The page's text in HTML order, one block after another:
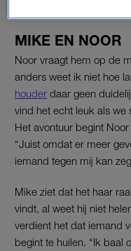
MIKE EN NOOR
Noor vraagt hem op de
anders weet ik niet hoe
houder daar geen
vind het echt leuk als we
Het avontuur begint
“Juist omdat er meer
iemand tegen mij kan
Mike ziet dat het haar
vindt, al weet hij niet
verdient het dat iemand
begint te huilen. “Ik baal